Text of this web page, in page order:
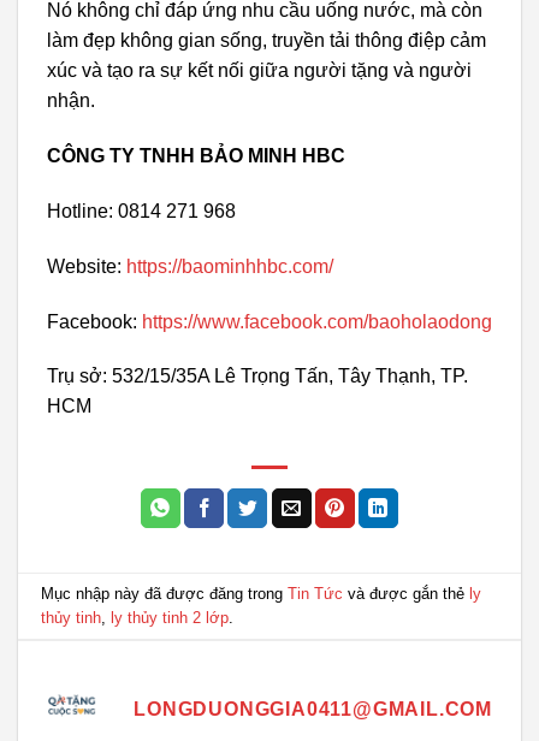
Nó không chỉ đáp ứng nhu cầu uống nước, mà còn
làm đẹp không gian sống, truyền tải thông điệp cảm
xúc và tạo ra sự kết nối giữa người tặng và người
nhận.
CÔNG TY TNHH BẢO MINH HBC
Hotline: 0814 271 968
Website: https://baominhhbc.com/
Facebook: https://www.facebook.com/baoholaodong
Trụ sở: 532/15/35A Lê Trọng Tấn, Tây Thạnh, TP.
HCM
Mục nhập này đã được đăng trongTin Tức và được gắn thẻ ly
thủy tinh
ly thủy tinh 2 lớp
LONGDUONGGIA0411@GMAIL.COM